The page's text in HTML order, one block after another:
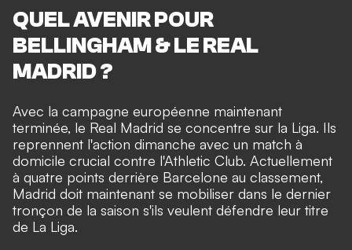
QUEL AVENIR POUR
BELLINGHAM & LE REAL
MADRID ?
Avec la campagne européenne maintenant
terminée, le Real Madrid se concentre sur la Liga. Ils
reprennent l'action dimanche avec un match à
domicile crucial contre l'Athletic Club. Actuellement
à quatre points derrière Barcelone au classement,
Madrid doit maintenant se mobiliser dans le dernier
tronçon de la saison s'ils veulent défendre leur titre
de La Liga.